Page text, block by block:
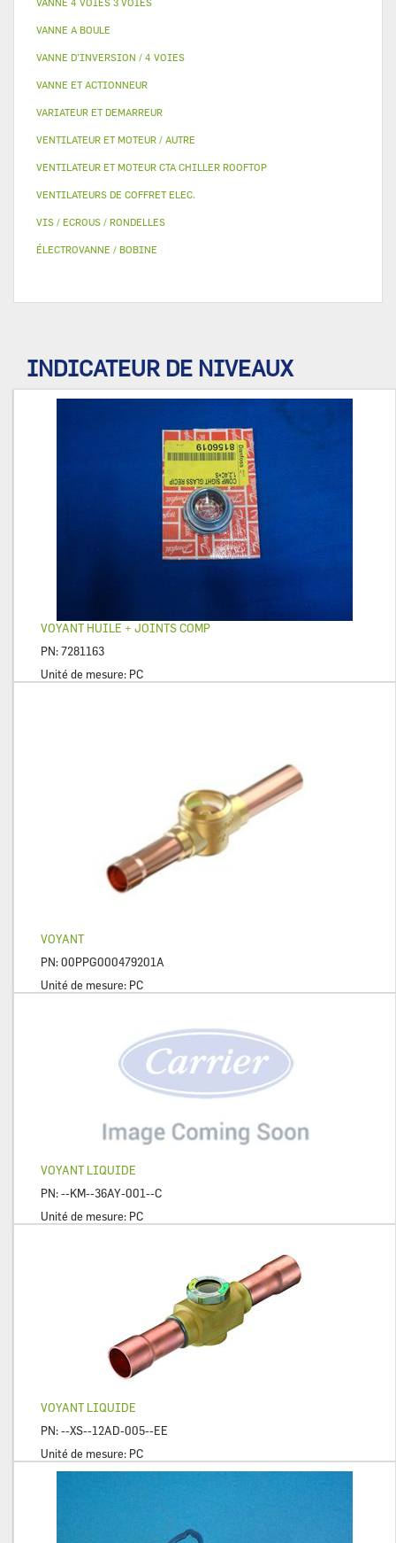
VANNE A BOULE
VANNE D’INVERSION / 4 VOIES
VANNE ET ACTIONNEUR
VARIATEUR ET DEMARREUR
VENTILATEUR ET MOTEUR / AUTRE
VENTILATEUR ET MOTEUR CTA CHILLER ROOFTOP
VENTILATEURS DE COFFRET ELEC.
VIS / ECROUS / RONDELLES
ÉLECTROVANNE / BOBINE
INDICATEUR DE NIVEAUX
VOYANT HUILE + JOINTS COMP
PN:7281163
Unité de mesure: PC
VOYANT
PN:00PPG000479201A
Unité de mesure: PC
VOYANT LIQUIDE
PN:--KM--36AY-001--C
Unité de mesure: PC
VOYANT LIQUIDE
PN:--XS--12AD-005--EE
Unité de mesure: PC